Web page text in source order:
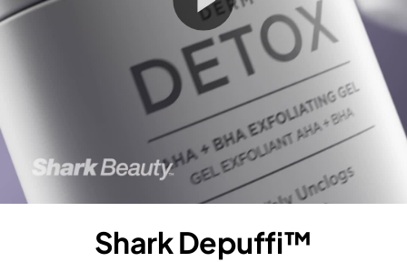
Play
Video
Shark Depuffi™